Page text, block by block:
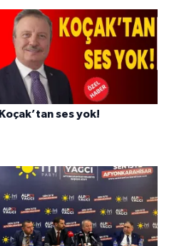
Koçak’tan ses yok!